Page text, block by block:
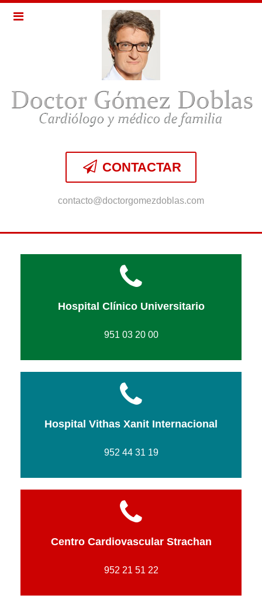
CONTACTAR
contacto@doctorgomezdoblas.com
Hospital Clínico Universitario
951 03 20 00
Hospital Vithas Xanit Internacional
952 44 31 19
Centro Cardiovascular Strachan
952 21 51 22